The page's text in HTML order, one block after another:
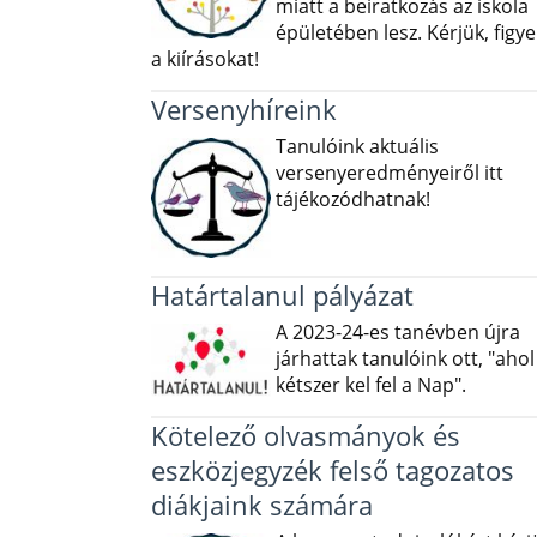
miatt a beiratkozás az iskola
épületében lesz. Kérjük,
a kiírásokat!
Versenyhíreink
Tanulóink aktuális
versenyeredményeiről itt
tájékozódhatnak!
Határtalanul pályázat
A 2023-24-es tanévben újra
járhattak tanulóink ott, "ahol
kétszer kel fel a Nap".
Kötelező olvasmányok és
eszközjegyzék felső tagozatos
diákjaink számára